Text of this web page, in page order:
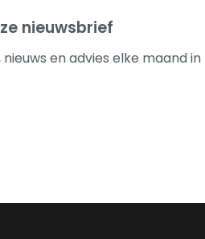
nieuwsbrief
en advies elke maand in